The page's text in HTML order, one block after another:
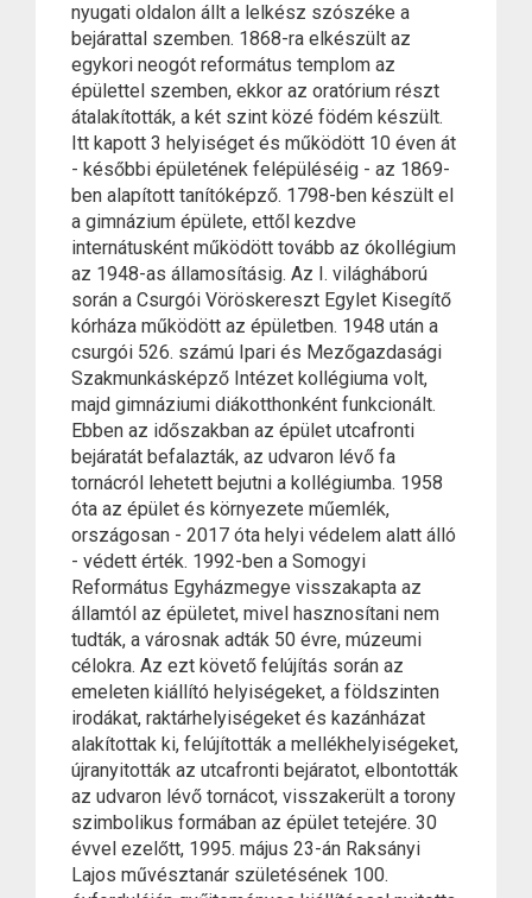
nyugati oldalon állt a lelkész szószéke a
bejárattal szemben. 1868-ra elkészült az
egykori neogót református templom az
épülettel szemben, ekkor az oratórium részt
átalakították, a két szint közé födém készült.
Itt kapott 3 helyiséget és működött 10 éven át
- későbbi épületének felépüléséig - az 1869-
ben alapított tanítóképző. 1798-ben készült el
a gimnázium épülete, ettől kezdve
internátusként működött tovább az ókollégium
az 1948-as államosításig. Az I. világháború
során a Csurgói Vöröskereszt Egylet Kisegítő
kórháza működött az épületben. 1948 után a
csurgói 526. számú Ipari és Mezőgazdasági
Szakmunkásképző Intézet kollégiuma volt,
majd gimnáziumi diákotthonként funkcionált.
Ebben az időszakban az épület utcafronti
bejáratát befalazták, az udvaron lévő fa
tornácról lehetett bejutni a kollégiumba. 1958
óta az épület és környezete műemlék,
országosan - 2017 óta helyi védelem alatt álló
- védett érték. 1992-ben a Somogyi
Református Egyházmegye visszakapta az
államtól az épületet, mivel hasznosítani nem
tudták, a városnak adták 50 évre, múzeumi
célokra. Az ezt követő felújítás során az
emeleten kiállító helyiségeket, a földszinten
irodákat, raktárhelyiségeket és kazánházat
alakítottak ki, felújították a mellékhelyiségeket,
újranyitották az utcafronti bejáratot, elbontották
az udvaron lévő tornácot, visszakerült a torony
szimbolikus formában az épület tetejére. 30
évvel ezelőtt, 1995. május 23-án Raksányi
Lajos művésztanár születésének 100.